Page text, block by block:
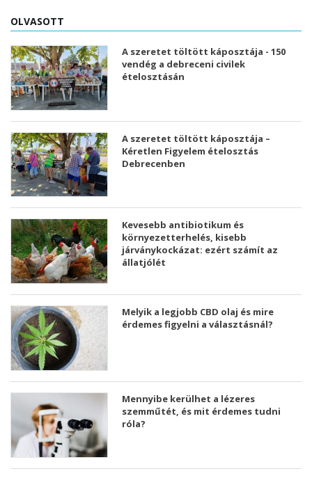
OLVASOTT
A szeretet töltött káposztája - 150
vendég a debreceni civilek
ételosztásán
A szeretet töltött káposztája –
Kéretlen Figyelem ételosztás
Debrecenben
Kevesebb antibiotikum és
környezetterhelés, kisebb
járványkockázat: ezért számít az
állatjólét
Melyik a legjobb CBD olaj és mire
érdemes figyelni a választásnál?
Mennyibe kerülhet a lézeres
szemműtét, és mit érdemes tudni
róla?